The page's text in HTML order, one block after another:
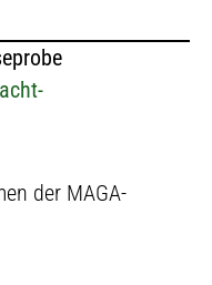
der MAGA-